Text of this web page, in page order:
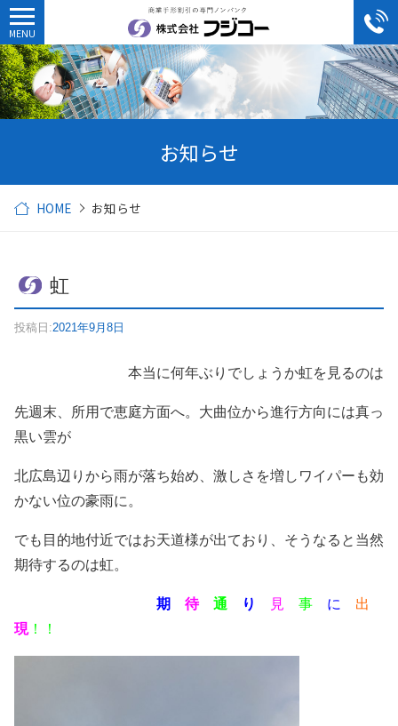
お知らせ
HOME お知らせ
虹
投稿日:2021年9月8日
本当に何年ぶりでしょうか虹を見るのは
先週末、所用で恵庭方面へ。大曲位から進行方向には真っ
黒い雲が
北広島辺りから雨が落ち始め、激しさを増しワイパーも効
かない位の豪雨に。
でも目的地付近ではお天道様が出ており、そうなると当然
期待するのは虹。
期 待・ 通 り 見 事 に 出
現！！